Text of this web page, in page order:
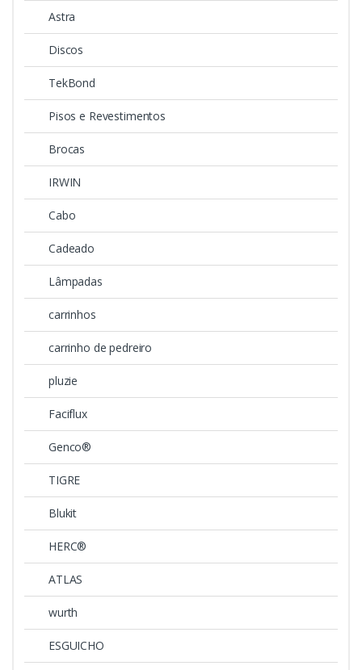
Astra
Discos
TekBond
Pisos e Revestimentos
Brocas
IRWIN
Cabo
Cadeado
Lâmpadas
carrinhos
carrinho de pedreiro
pluzie
Faciflux
Genco®
TIGRE
Blukit
HERC®
ATLAS
wurth
ESGUICHO